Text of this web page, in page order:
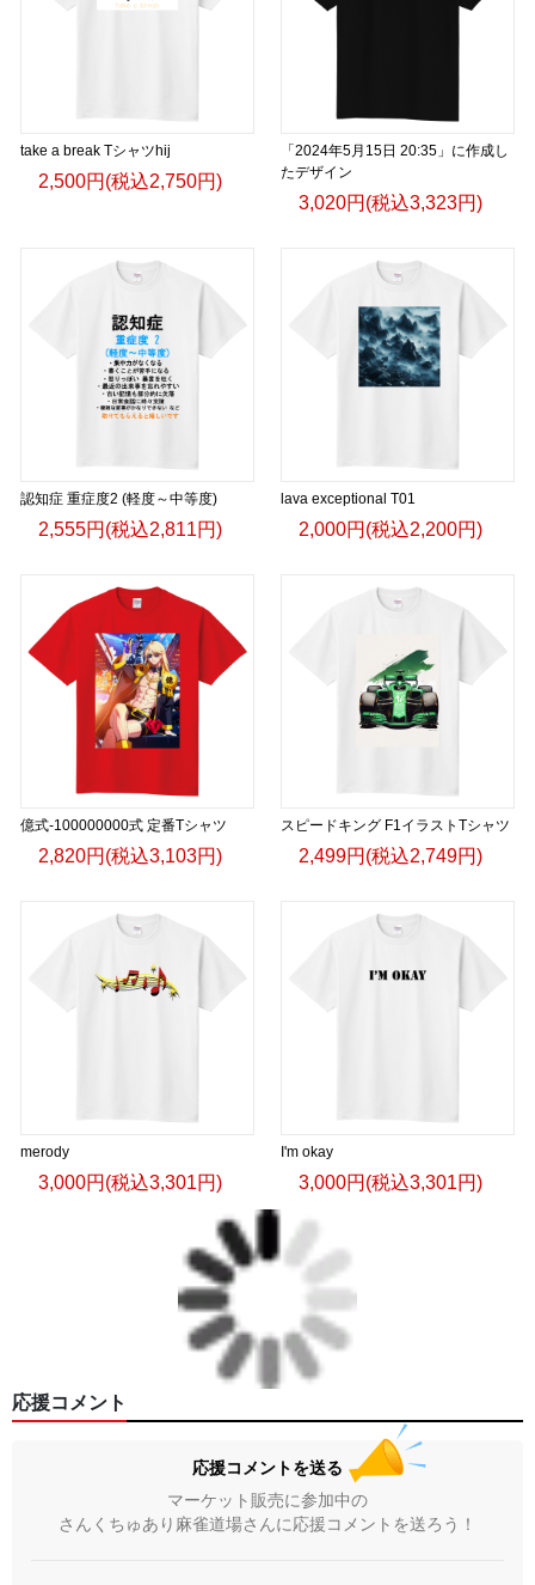
take a break Tシャツhij
2,500円(税込2,750円)
「2024年5月15日 20:35」に作成し
たデザイン
3,020円(税込3,323円)
認知症 重症度2 (軽度～中等度)
2,555円(税込2,811円)
lava exceptional T01
2,000円(税込2,200円)
億式-100000000式 定番Tシャツ
2,820円(税込3,103円)
スピードキング F1イラストTシャツ
2,499円(税込2,749円)
merody
3,000円(税込3,301円)
I'm okay
3,000円(税込3,301円)
応援コメント
応援コメントを送る
マーケット販売に参加中の
さんくちゅあり麻雀道場さんに応援コメントを送ろう！